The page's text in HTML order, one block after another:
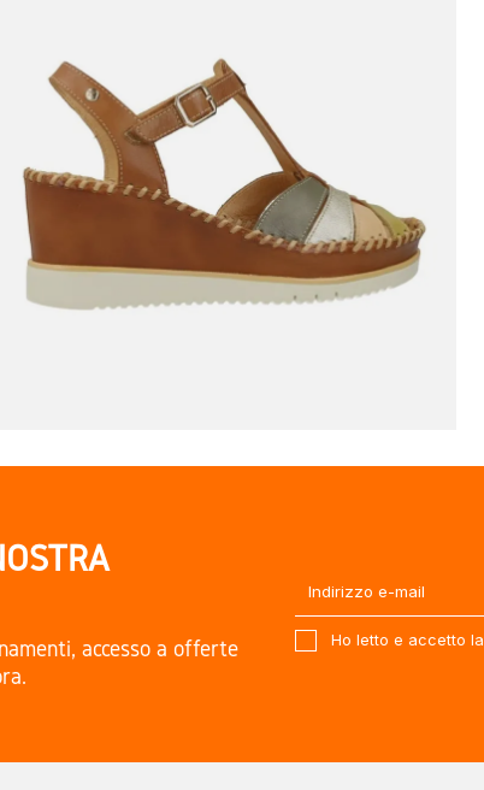
accesso a offerte
Ho letto e accetto la